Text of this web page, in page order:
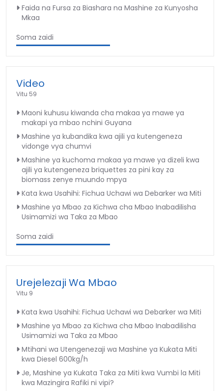
Faida na Fursa za Biashara na Mashine za Kunyosha
Mkaa
Soma zaidi
Video
Vitu 59
Maoni kuhusu kiwanda cha makaa ya mawe ya
makapi ya mbao nchini Guyana
Mashine ya kubandika kwa ajili ya kutengeneza
vidonge vya chumvi
Mashine ya kuchoma makaa ya mawe ya dizeli kwa
ajili ya kutengeneza briquettes za pini kay za
biomass zenye muundo mpya
Kata kwa Usahihi: Fichua Uchawi wa Debarker wa Miti
Mashine ya Mbao za Kichwa cha Mbao Inabadilisha
Usimamizi wa Taka za Mbao
Soma zaidi
Urejelezaji Wa Mbao
Vitu 9
Kata kwa Usahihi: Fichua Uchawi wa Debarker wa Miti
Mashine ya Mbao za Kichwa cha Mbao Inabadilisha
Usimamizi wa Taka za Mbao
Mtihani wa Utengenezaji wa Mashine ya Kukata Miti
kwa Diesel 600kg/h
Je, Mashine ya Kukata Taka za Miti kwa Vumbi la Miti
kwa Mazingira Rafiki ni vipi?